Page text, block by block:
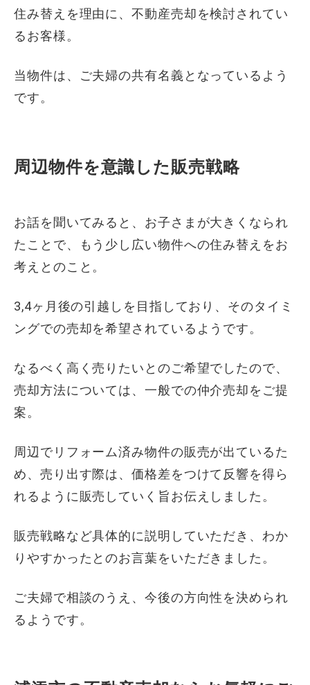
住み替えを理由に、不動産売却を検討されてい
るお客様。
当物件は、ご夫婦の共有名義となっているよう
です。
周辺物件を意識した販売戦略
お話を聞いてみると、お子さまが大きくなられ
たことで、もう少し広い物件への住み替えをお
考えとのこと。
3,4ヶ月後の引越しを目指しており、そのタイミ
ングでの売却を希望されているようです。
なるべく高く売りたいとのご希望でしたので、
売却方法については、一般での仲介売却をご提
案。
周辺でリフォーム済み物件の販売が出ているた
め、売り出す際は、価格差をつけて反響を得ら
れるように販売していく旨お伝えしました。
販売戦略など具体的に説明していただき、わか
りやすかったとのお言葉をいただきました。
ご夫婦で相談のうえ、今後の方向性を決められ
るようです。